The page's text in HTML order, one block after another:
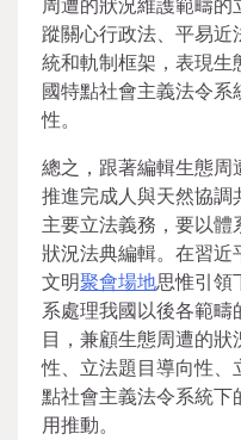
蹤關心行政法、平易
統和軌制框架，表現生
國特點社會主義法令
性。
總之，跟著編輯生態
推進完成人與天然協
主要立法義務，要以
狀況法典編輯。在習
文明聚會場地思惟引領
系處理我國以後各範
目，兼顧生態周遭的
性、立法題目導向性
點社會主義法令系統
用推動。